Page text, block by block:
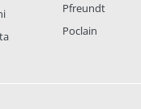
Pfreundt
Poclain